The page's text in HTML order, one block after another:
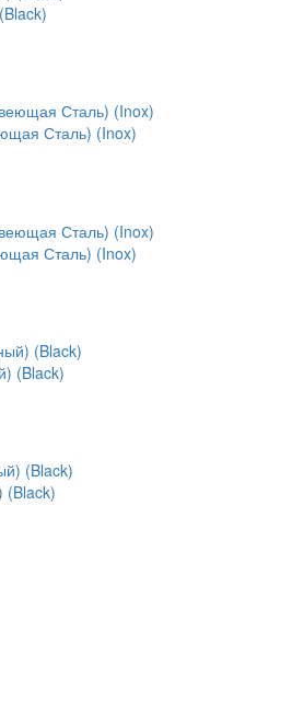
Сталь) (Inox)
Сталь) (Inox)
(Black)
(Black)